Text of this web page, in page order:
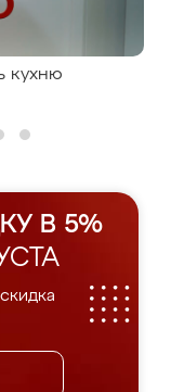
кухню
В 5%